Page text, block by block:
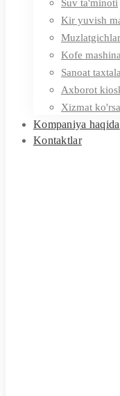
Suv ta'minoti
Kir yuvish
Muzlatgichlar
Kofe
Sanoat
Axborot
Xizmat
Kompaniya haqida
Kontaktlar